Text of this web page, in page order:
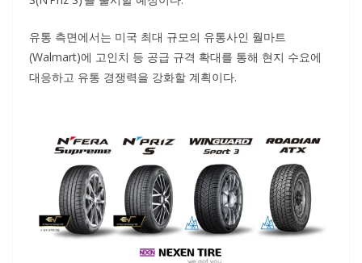
유통 측면에서는 미국 최대 규모의 유통사인 월마트
(Walmart)에 고인치 등 공급 규격 확대를 통해 현지 수요에
대응하고 유통 경쟁력을 강화할 계획이다.